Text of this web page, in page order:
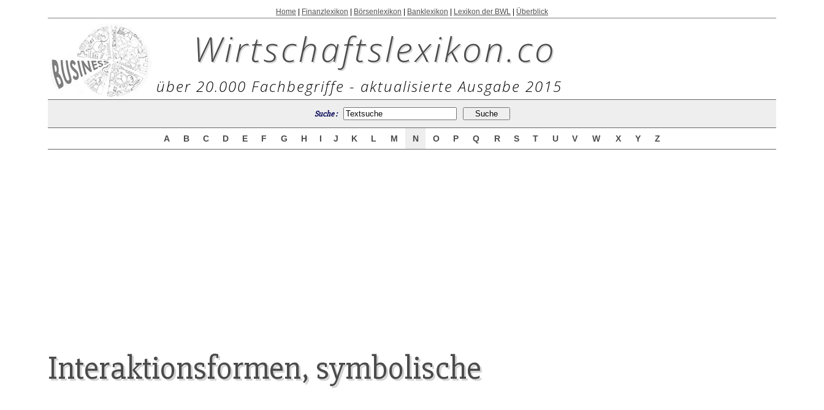
Home Finanzlexikon Börsenlexikon Banklexikon Lexikon der BWL Überblick
Wirtschaftslexikon.co
über 20.000 Fachbegriffe - aktualisierte Ausgabe 2015
Suche :
A B C D E F G H I J K L M N O P Q R S T U V W X Y Z
Interaktionsformen, symbolische